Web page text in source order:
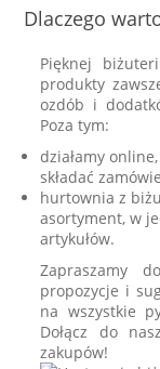
Dlaczego
Pięknej
produkty
ozdób i
Poza tym:
działamy
składać
hurtownia z
asortyment, w
artykułów.
Zapraszamy
propozycje i
na wszystkie
Dołącz do
zakupów!